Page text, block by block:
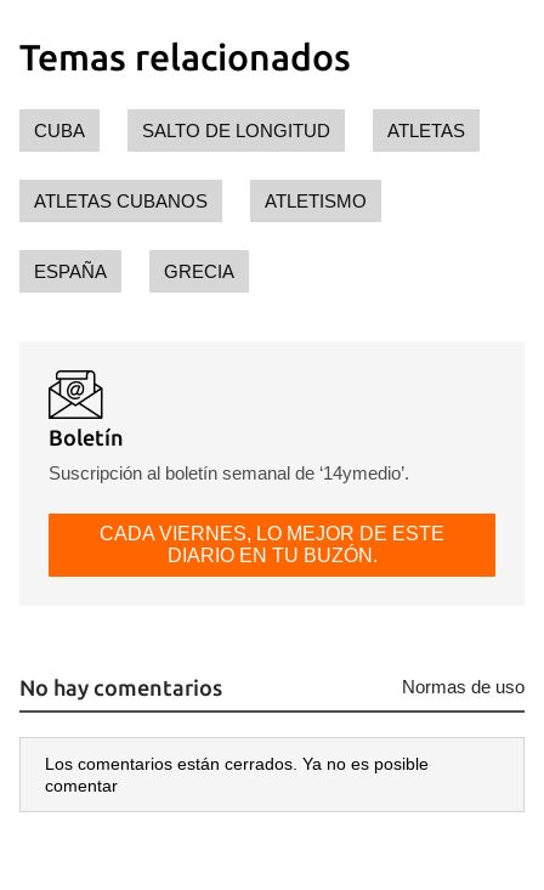
iniciar sesión con tu cuenta de 14ymedio.
Temas relacionados
CUBA SALTO DE LONGITUD ATLETAS
ATLETAS CUBANOS ATLETISMO
ESPAÑA GRECIA
Boletín
Suscripción al boletín semanal de ‘14ymedio’.
CADA VIERNES, LO MEJOR DE ESTE
DIARIO EN TU BUZÓN.
No hay comentarios Normas de uso
Los comentarios están cerrados. Ya no es posible
comentar